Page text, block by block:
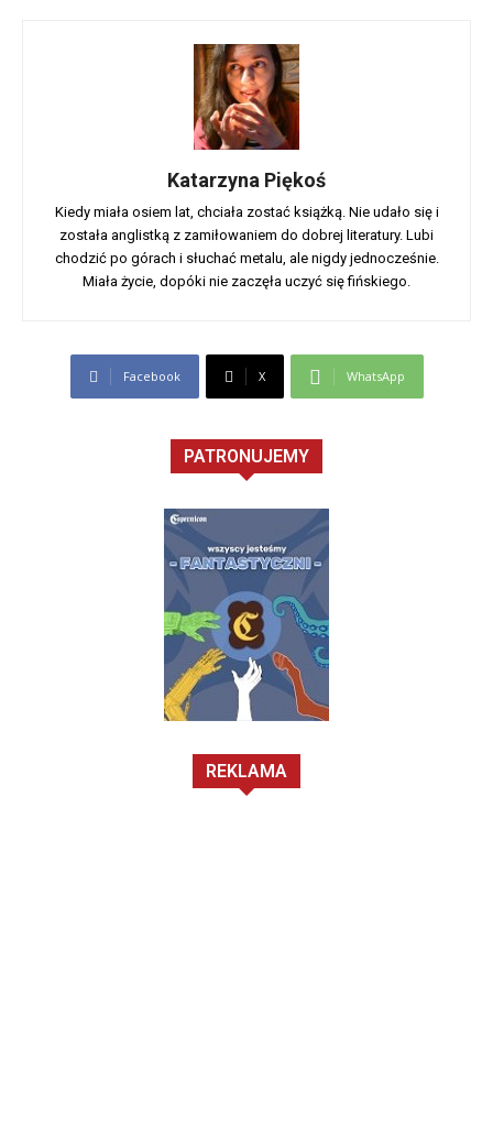
Katarzyna Piękoś
Kiedy miała osiem lat, chciała zostać książką. Nie udało się i
została anglistką z zamiłowaniem do dobrej literatury. Lubi
chodzić po górach i słuchać metalu, ale nigdy jednocześnie.
Miała życie, dopóki nie zaczęła uczyć się fińskiego.
Facebook X WhatsApp
PATRONUJEMY
REKLAMA